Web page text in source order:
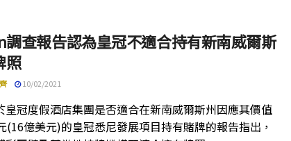
查報告認為皇冠不適合持有新南威爾斯
照
10/02/2021
皇冠度假酒店集團是否適合在新南威爾斯州因應其價值
(16億美元)的皇冠悉尼發展項目持有賭牌的報告指出，